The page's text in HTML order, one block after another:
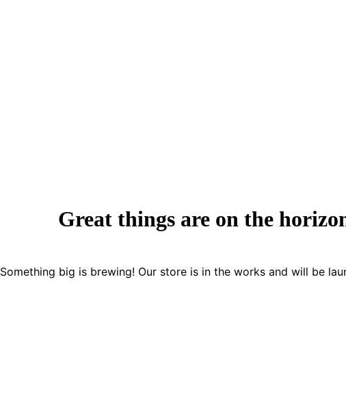
Great things are on the
Something big is brewing! Our store is in the works and will be